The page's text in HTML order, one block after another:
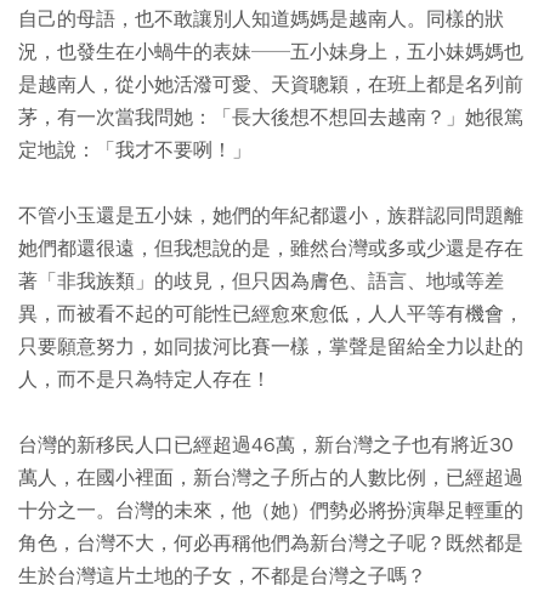
自己的母語，也不敢讓別人知道媽媽是越南人。同樣的狀
況，也發生在小蝸牛的表妹──五小妹身上，五小妹媽媽也
是越南人，從小她活潑可愛、天資聰穎，在班上都是名列前
茅，有一次當我問她：「長大後想不想回去越南？」她很篤
定地說：「我才不要咧！」
不管小玉還是五小妹，她們的年紀都還小，族群認同問題離
她們都還很遠，但我想說的是，雖然台灣或多或少還是存在
著「非我族類」的歧見，但只因為膚色、語言、地域等差
異，而被看不起的可能性已經愈來愈低，人人平等有機會，
只要願意努力，如同拔河比賽一樣，掌聲是留給全力以赴的
人，而不是只為特定人存在！
台灣的新移民人口已經超過46萬，新台灣之子也有將近30
萬人，在國小裡面，新台灣之子所占的人數比例，已經超過
十分之一。台灣的未來，他（她）們勢必將扮演舉足輕重的
角色，台灣不大，何必再稱他們為新台灣之子呢？既然都是
生於台灣這片土地的子女，不都是台灣之子嗎？